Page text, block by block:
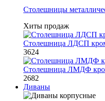
Столешницы
Хиты продаж
Столешница ЛДСП
3624
Столешница ЛМДФ
2682
Диваны